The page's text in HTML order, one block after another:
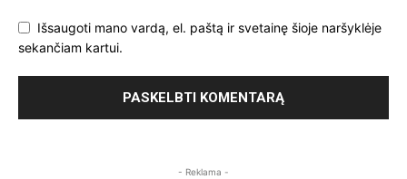
Išsaugoti mano vardą, el. paštą ir svetainę šioje naršyklėje
sekančiam kartui.
- Reklama -